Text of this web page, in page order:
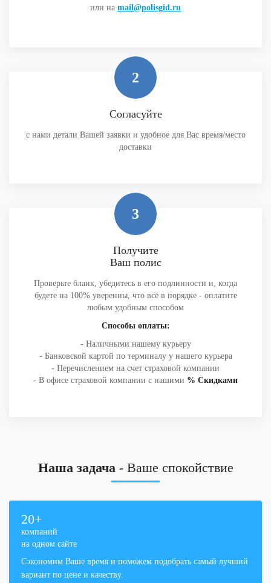
или на mail@polisgid.ru
2
Согласуйте
с нами детали Вашей заявки и удобное для Вас время/место
доставки
3
Получите
Ваш полис
Проверьте бланк, убедитесь в его подлинности и, когда
будете на 100% уверенны, что всё в порядке - оплатите
любым удобным способом
Способы оплаты:
- Наличными нашему курьеру
- Банковской картой по терминалу у нашего курьера
- Перечислением на счет страховой компании
- В офисе страховой компании с нашими % Скидками
Наша задача- Ваше спокойствие
20+
компаний
на одном сайте
Сэкономим Ваше время и поможем подобрать самый лучший
вариант по цене и качеству.